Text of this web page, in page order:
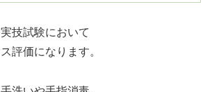
技試験において
評価になります。